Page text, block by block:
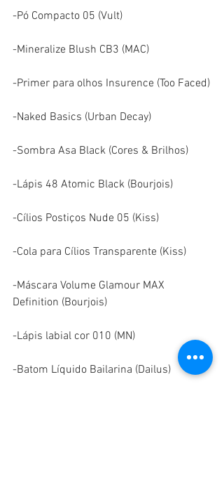
-Pó Compacto 05 (Vult)
-Mineralize Blush CB3 (MAC)
-Primer para olhos Insurence (Too Faced)
-Naked Basics (Urban Decay)
-Sombra Asa Black (Cores & Brilhos)
-Lápis 48 Atomic Black (Bourjois)
-Cílios Postiços Nude 05 (Kiss)
-Cola para Cílios Transparente (Kiss)
-Máscara Volume Glamour MAX
Definition (Bourjois)
-Lápis labial cor 010 (MN)
-Batom Líquido Bailarina (Dailus)